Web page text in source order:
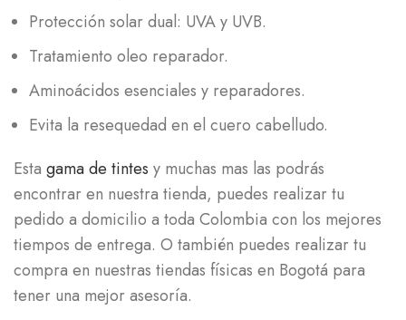
Protección solar dual: UVA y UVB.
Tratamiento oleo reparador.
Aminoácidos esenciales y reparadores.
Evita la resequedad en el cuero cabelludo.
Esta gama de tintes y muchas mas las podrás
encontrar en nuestra tienda, puedes realizar tu
pedido a domicilio a toda Colombia con los mejores
tiempos de entrega. O también puedes realizar tu
compra en nuestras tiendas físicas en Bogotá para
tener una mejor asesoría.